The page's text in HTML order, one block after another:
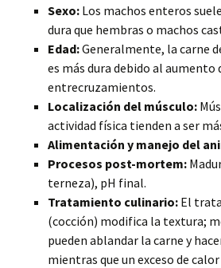
Sexo: Los machos enteros
dura que hembras o machos
Edad:Generalmente, la carne
es más dura debido al aumento
entrecruzamientos.
Localización del músculo:
actividad física tienden a ser
Alimentación y manejo del
Procesos post-mortem:
terneza), pH final.
Tratamiento culinario: El
(cocción) modifica la textura;
pueden ablandar la carne y
mientras que un exceso de